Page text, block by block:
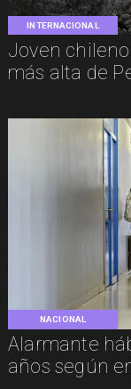
INTERNACIONAL
Joven
más alta de
NACIONAL
Alarmante
años según